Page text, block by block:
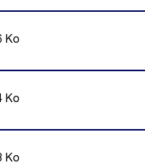
Ko
Ko
Ko